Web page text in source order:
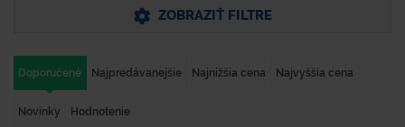
ZOBRAZIŤ FILTRE
Doporučené Najpredávanejšie Najnižšia cena Najvyššia cena
Novinky Hodnotenie